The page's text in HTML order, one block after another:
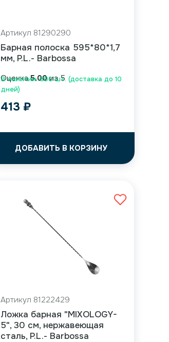
В наличии: 600 шт. (доставка до 10
дней)
Артикул 81290290
Барная полоска 595*80*1,7
мм, P.L.- Barbossa
Оценка5.00из 5
413 ₽
ДОБАВИТЬ В КОРЗИНУ
Артикул 81222429
Ложка барная "MIXOLOGY-
5", 30 см, нержавеющая
сталь, P.L.- Barbossa